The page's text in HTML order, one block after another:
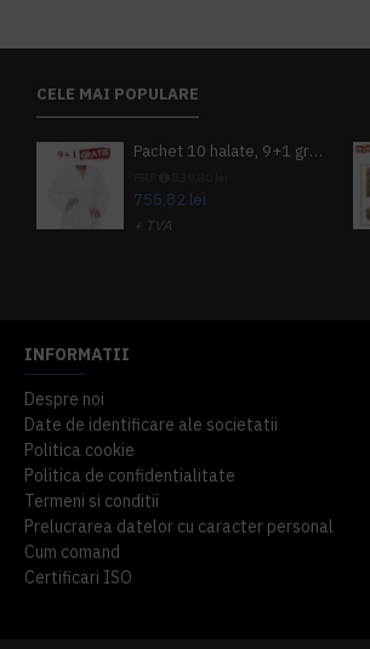
CELE MAI POPULARE
Pachet 10 halate, 9+1 gratuit
755,82 lei
+ TVA
INFORMATII
Despre noi
Date de identificare ale societatii
Politica cookie
Politica de confidentialitate
Termeni si conditii
Prelucrarea datelor cu caracter personal
Cum comand
Certificari ISO